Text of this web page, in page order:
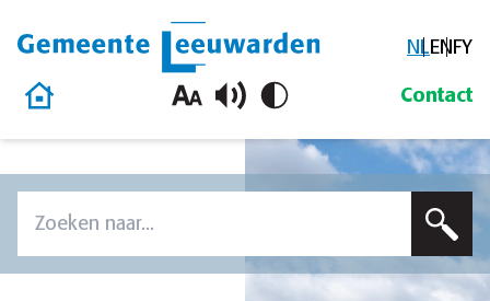
Gemeente Leeuwarden NLENFY
Homepage
Contact